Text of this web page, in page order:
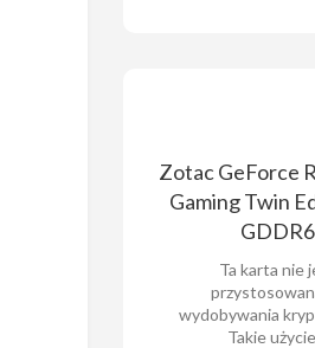
Zotac GeForce
Gaming Twin
GDDR6
Ta karta nie
wydobywania
Takie